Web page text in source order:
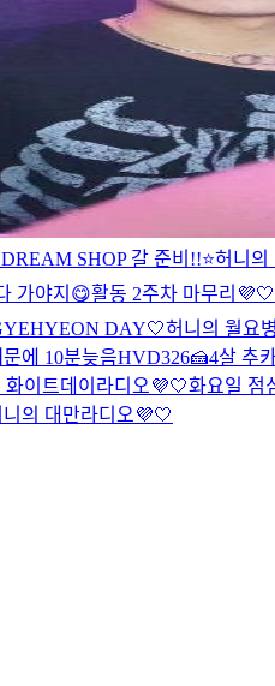
DREAM SHOP 갈 준비!!⭐️허니의
가야지😋활동 2주차 마무리💜🤍
DAY🤍허니의 월요
문에 10분늦음HVD326🍰4살 추
화이트데이라디오💜🤍화요일 점
니의 대만라디오💜🤍